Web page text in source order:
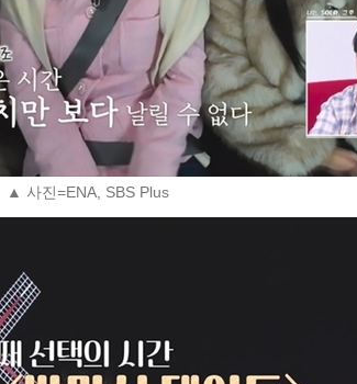
▲ 사진=ENA, SBS Plus